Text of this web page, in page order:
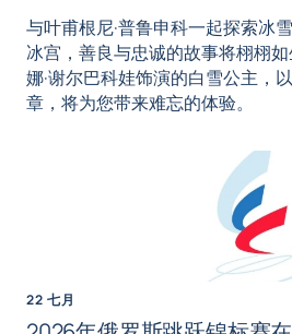
与叶甫根尼·普鲁申科一起探索冰
冰宫，善良与忠诚的故事将栩栩
娜·谢尔巴科娃饰演的白雪公主，
章，将为您带来难忘的体验。
22 七月